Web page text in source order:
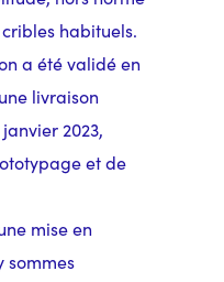
habituels.
a été validé en
livraison
2023,
et de
mise en
sommes